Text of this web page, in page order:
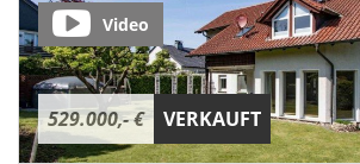
529.000,- € VERKAUFT
Video